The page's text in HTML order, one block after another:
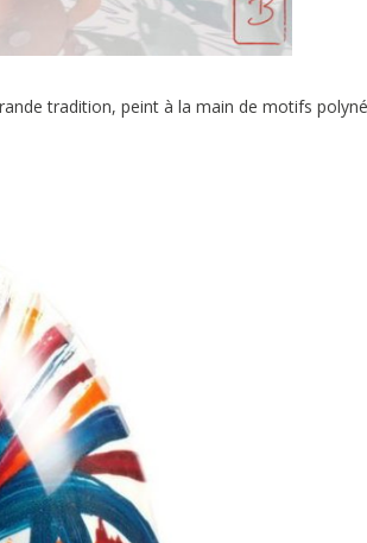
tradition, peint à la main de motifs